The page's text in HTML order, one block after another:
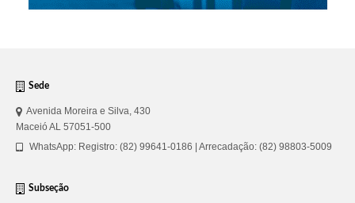
Sede
Avenida Moreira e Silva, 430
Maceió AL 57051-500
WhatsApp: Registro: (82) 99641-0186 | Arrecadação: (82) 98803-5009
Subseção